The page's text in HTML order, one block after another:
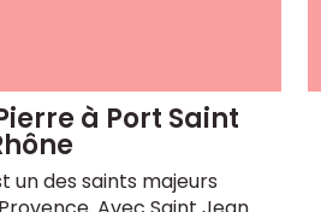
à Port Saint
un des saints majeurs